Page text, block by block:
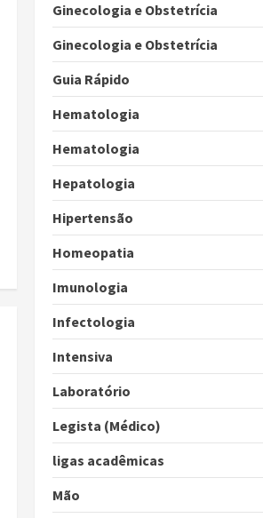
Ginecologia e Obstetrícia
Ginecologia e Obstetrícia
Guia Rápido
Hematologia
Hematologia
Hepatologia
Hipertensão
Homeopatia
Imunologia
Infectologia
Intensiva
Laboratório
Legista (Médico)
ligas acadêmicas
Mão